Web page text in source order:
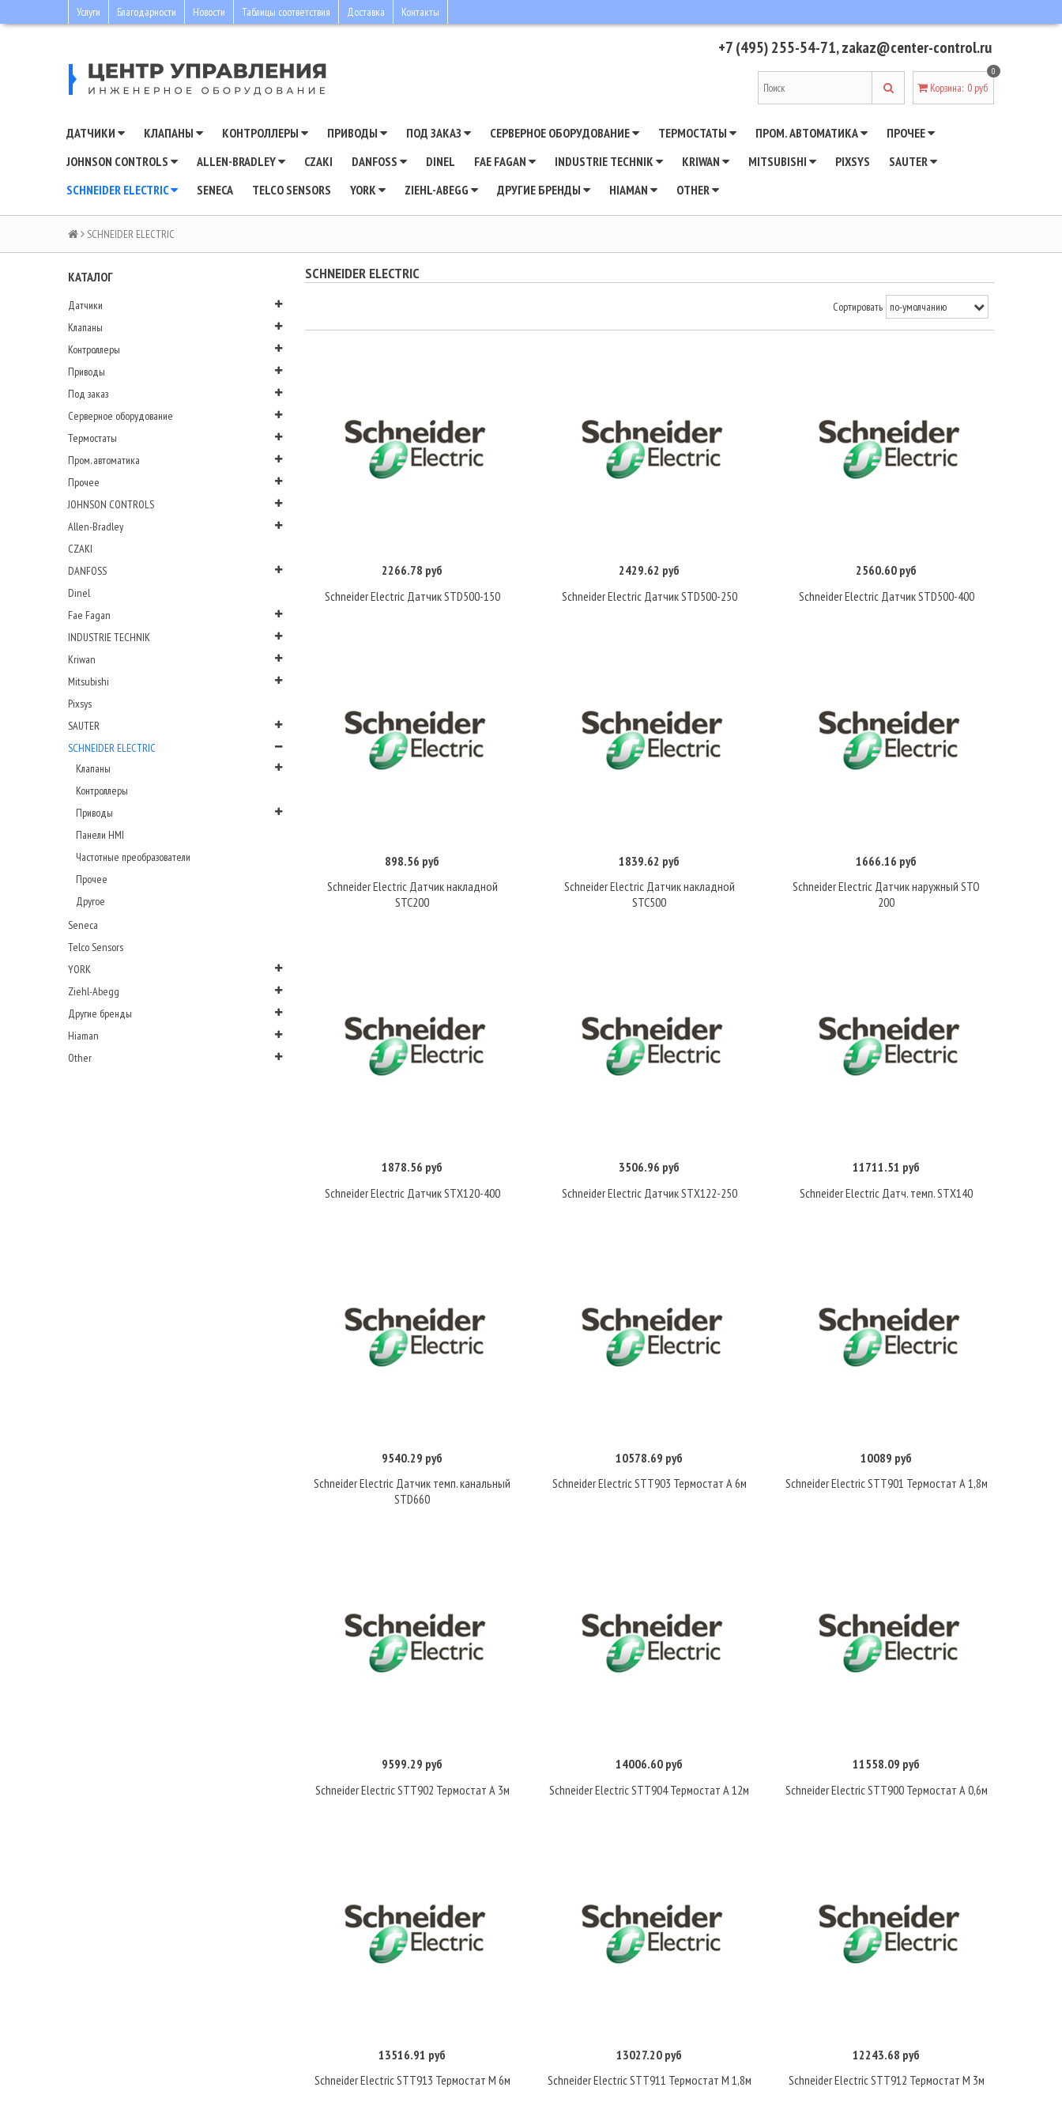
Услуги Благодарности Новости Таблицы соответствия Доставка Контакты
+7 (495) 255-54-71,zakaz@center-control.ru
Корзина:
0
0 руб
ДАТЧИКИ КЛАПАНЫ КОНТРОЛЛЕРЫ ПРИВОДЫ ПОД ЗАКАЗ СЕРВЕРНОЕ ОБОРУДОВАНИЕ ТЕРМОСТАТЫ ПРОМ. АВТОМАТИКА
ПРОЧЕЕ
JOHNSON CONTROLS
ALLEN-BRADLEY CZAKI DANFOSS DINEL FAE FAGAN INDUSTRIE TECHNIK KRIWAN MITSUBISHI PIXSYS
SAUTER
SCHNEIDER ELECTRIC
SENECA TELCO SENSORS YORK ZIEHL-ABEGG ДРУГИЕ БРЕНДЫ HIAMAN OTHER
SCHNEIDER ELECTRIC
КАТАЛОГ
Датчики
Клапаны
Контроллеры
Приводы
Под заказ
Серверное оборудование
Термостаты
Пром. автоматика
Прочее
JOHNSON CONTROLS
Allen-Bradley
CZAKI
DANFOSS
Dinel
Fae Fagan
INDUSTRIE TECHNIK
Kriwan
Mitsubishi
Pixsys
SAUTER
SCHNEIDER ELECTRIC
Клапаны
Контроллеры
Приводы
Панели HMI
Частотные преобразователи
Прочее
Другое
Seneca
Telco Sensors
YORK
Ziehl-Abegg
Другие бренды
Hiaman
Other
SCHNEIDER ELECTRIC
Сортировать
Купить
2266.78 руб
Schneider Electric Датчик STD500-150
Купить
2429.62 руб
Schneider Electric Датчик STD500-250
Купить
2560.60 руб
Schneider Electric Датчик STD500-400
Купить
898.56 руб
Schneider Electric Датчик накладной
STC200
Купить
1839.62 руб
Schneider Electric Датчик накладной
STC500
Купить
1666.16 руб
Schneider Electric Датчик наружный STO
200
Купить
1878.56 руб
Schneider Electric Датчик STX120-400
Купить
3506.96 руб
Schneider Electric Датчик STX122-250
Купить
11711.51 руб
Schneider Electric Датч. темп. STX140
Купить
9540.29 руб
Schneider Electric Датчик темп. канальный
STD660
Купить
10578.69 руб
Schneider Electric STT903 Термостат А 6м
Купить
10089 руб
Schneider Electric STT901 Термостат А 1,8м
Купить
9599.29 руб
Schneider Electric STT902 Термостат А 3м
Купить
14006.60 руб
Schneider Electric STT904 Термостат А 12м
Купить
11558.09 руб
Schneider Electric STT900 Термостат А 0,6м
Купить
13516.91 руб
Schneider Electric STT913 Термостат М 6м
Купить
13027.20 руб
Schneider Electric STT911 Термостат М 1,8м
Купить
12243.68 руб
Schneider Electric STT912 Термостат М 3м